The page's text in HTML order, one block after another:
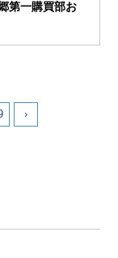
第一購買部お
›